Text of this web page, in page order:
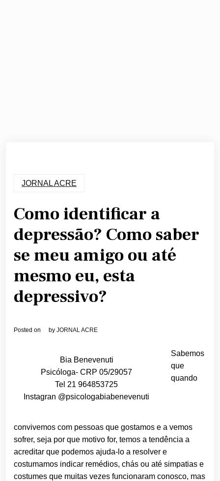
JORNAL ACRE
Como identificar a
depressão? Como saber
se meu amigo ou até
mesmo eu, esta
depressivo?
Posted on by JORNAL ACRE
Bia Benevenuti
Psicóloga- CRP 05/29057
Tel 21 964853725
Instagran @psicologabiabenevenuti
Sabemos
que
quando
convivemos com pessoas que gostamos e a vemos
sofrer, seja por que motivo for, temos a tendência a
acreditar que podemos ajuda-lo a resolver e
costumamos indicar remédios, chás ou até simpatias e
costumes que muitas vezes funcionaram conosco, mas